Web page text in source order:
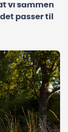
vi sammen
passer til